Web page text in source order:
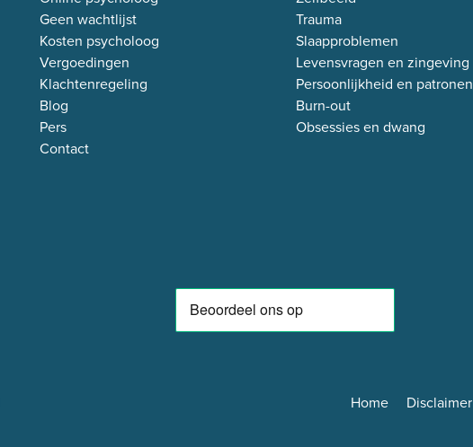
Geen wachtlijst
Kosten psycholoog
Vergoedingen
Klachtenregeling
Blog
Pers
Contact
Trauma
Slaapproblemen
Levensvragen en zingeving
Persoonlijkheid en patronen
Burn-out
Obsessies en dwang
Home Disclaimer